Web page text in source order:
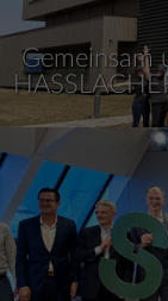
Gemeinsam